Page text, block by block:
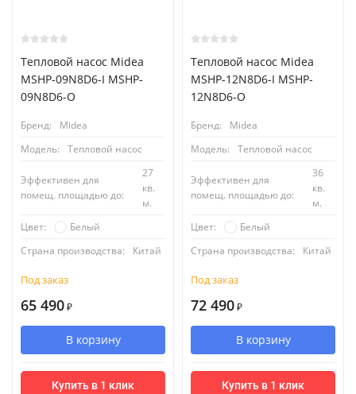
Тепловой насос Midea
MSHP-09N8D6-I MSHP-
09N8D6-O
Бренд:
Midea
Модель:
Тепловой насос
Эффективен для
помещ. площадью до:
27
кв.
м.
Цвет:
Белый
Страна производства:
Китай
Под заказ
65 490 ₽
В корзину
Купить в 1 клик
Тепловой насос Midea
MSHP-12N8D6-I MSHP-
12N8D6-O
Бренд:
Midea
Модель:
Тепловой насос
Эффективен для
помещ. площадью до:
36
кв.
м.
Цвет:
Белый
Страна производства:
Китай
Под заказ
72 490 ₽
В корзину
Купить в 1 клик